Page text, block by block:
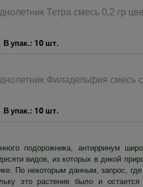
Тетра смесь 0,2 гр
В упак.: 10 шт.
Филадельфия смесь
В упак.: 10 шт.
подорожника, антирринум
видов, из которых в дикой
По некоторым данным, запрос,
это растение было и остается